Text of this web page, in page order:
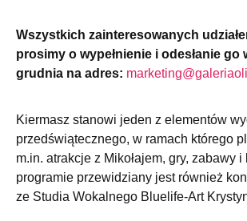
Wszystkich zainteresowanych
prosimy o wypełnienie i odesłanie go
grudnia na adres:
Kiermasz stanowi jeden z elementów
przedświątecznego, w ramach którego
m.in. atrakcje z Mikołajem, gry, zabawy i
programie przewidziany jest również
ze Studia Wokalnego Bluelife-Art